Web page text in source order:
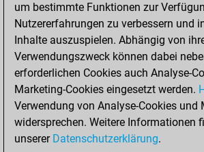
You played 7
bullet games
Play
You scored +1
=0 -6 in bullet
Samstag, März 27,
2021
You created
um bestimmte Funktionen zur
Nutzererfahrungen zu verbessern und
Inhalte auszuspielen. Abhängig von
Verwendungszweck können dabei
erforderlichen Cookies auch Analyse-
Marketing-Cookies eingesetzt werden.
Verwendung von Analyse-Cookies und
widersprechen. Weitere Informationen
unserer Datenschutzerklärung.